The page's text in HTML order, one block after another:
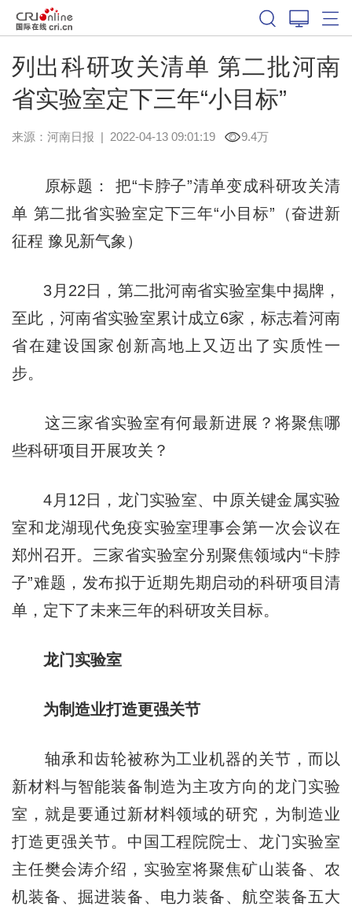
列出科研攻关清单 第二批河南
省实验室定下三年“小目标”
来源： 河南日报 | 2022-04-13 09:01:19 9.4万
原标题： 把“卡脖子”清单变成科研攻关清
单 第二批省实验室定下三年“小目标”（奋进新
征程 豫见新气象）
3月22日，第二批河南省实验室集中揭牌，
至此，河南省实验室累计成立6家，标志着河南
省在建设国家创新高地上又迈出了实质性一
步。
这三家省实验室有何最新进展？将聚焦哪
些科研项目开展攻关？
4月12日，龙门实验室、中原关键金属实验
室和龙湖现代免疫实验室理事会第一次会议在
郑州召开。三家省实验室分别聚焦领域内“卡脖
子”难题，发布拟于近期先期启动的科研项目清
单，定下了未来三年的科研攻关目标。
龙门实验室
为制造业打造更强关节
轴承和齿轮被称为工业机器的关节，而以
新材料与智能装备制造为主攻方向的龙门实验
室，就是要通过新材料领域的研究，为制造业
打造更强关节。中国工程院院士、龙门实验室
主任樊会涛介绍，实验室将聚焦矿山装备、农
机装备、掘进装备、电力装备、航空装备五大